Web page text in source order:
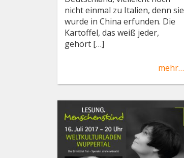
nicht einmal zu Italien, denn sie
wurde in China erfunden. Die
Kartoffel, das weiß jeder,
gehört […]
mehr…